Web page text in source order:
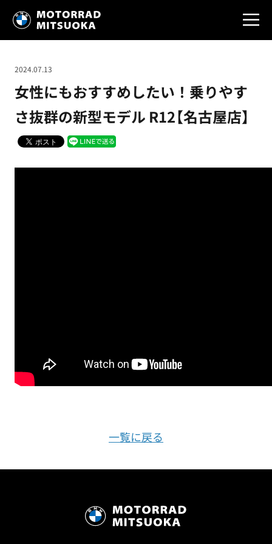
女性にもおすすめしたい！乗りやす
さ抜群の新型モデル R12【名古屋店】
2024.07.13
一覧に戻る